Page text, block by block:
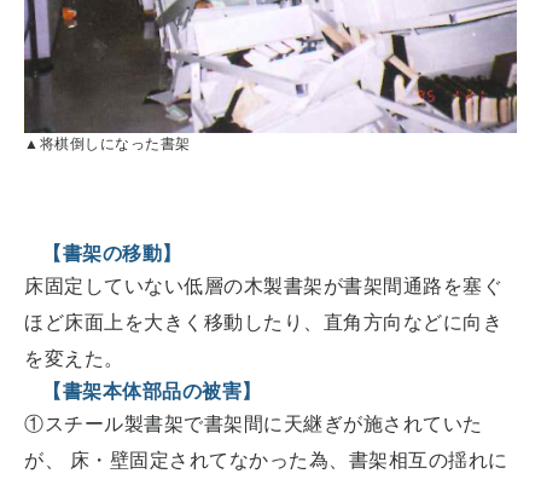
▲将棋倒しになった書架
【書架の移動】
床固定していない低層の木製書架が書架間通路を塞ぐ
ほど床面上を大きく移動したり、直角方向などに向き
を変えた。
【書架本体部品の被害】
①スチール製書架で書架間に天継ぎが施されていた
が、 床・壁固定されてなかった為、書架相互の揺れに